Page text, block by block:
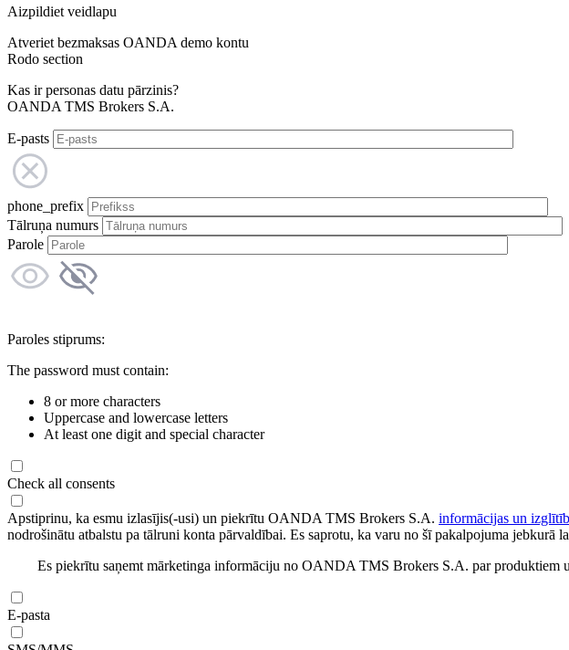
Aizpildiet veidlapu
Atveriet bezmaksas OANDA demo kontu
Rodo section
Kas ir personas datu pārzinis?
OANDA TMS Brokers S.A.
E-pasts
phone_prefix
Tālruņa numurs
Parole
Paroles stiprums:
The password must contain:
8 or more characters
Uppercase and lowercase letters
At least one digit and special character
Check all consents
Apstiprinu, ka esmu izlasījis(-usi) un piekrītu OANDA TMS Brokers S.A. informācijas un
nodrošinātu atbalstu pa tālruni konta pārvaldībai. Es saprotu, ka varu no šī pakalpojuma jebkurā
Es piekrītu saņemt mārketinga informāciju no OANDA TMS Brokers S.A. par
E-pasta